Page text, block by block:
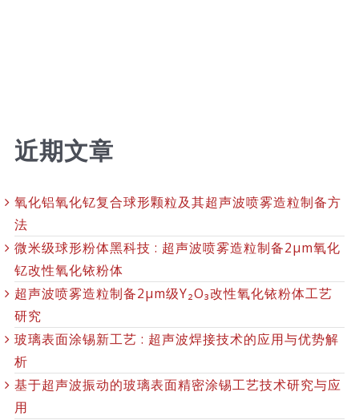
近期文章
氧化铝氧化钇复合球形颗粒及其超声波喷雾造粒制备方
法
微米级球形粉体黑科技 : 超声波喷雾造粒制备2μm氧化
钇改性氧化铱粉体
超声波喷雾造粒制备2μm级Y₂O₃改性氧化铱粉体工艺
研究
玻璃表面涂锡新工艺 : 超声波焊接技术的应用与优势解
析
基于超声波振动的玻璃表面精密涂锡工艺技术研究与应
用